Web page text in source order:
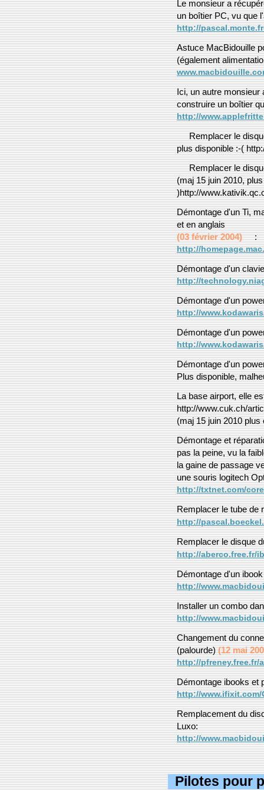
Le monsieur a
un boîtier PC, vu que
http://
Astuce MacBidouille
(également
Ici, un autre monsieur
construire un boîtier
http://
Remplacer le
plus disponible :-(
Remplacer le
(maj 15 juin 2010,
)http://
Démontage d'un Ti,
et en anglais
(03 février 2004)
:
http://
Démontage d'un
http://
Démontage d'un
http://
Démontage d'un
http://
Démontage d'un
Plus disponible,
La base airport, elle
http://www.cuk.ch/
(maj 15 juin 2010 plus
Démontage et
pas la peine, vu la
la gaine de passage
une souris logitech
http://txtnet.com/
Remplacer le tube de
http://
Remplacer le disque
http://aberco.free.fr/
Démontage d'un
http://
Installer un combo
http://
Changement du
(palourde)(12 mai
http://pfreney.free.fr/
Démontage ibooks et
http://www.ifixit.com/
Remplacement du
Luxo:
http://
Pilotes pour